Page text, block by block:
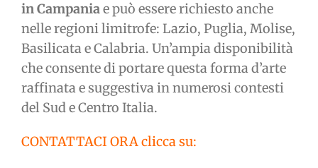
in Campaniae può essere richiesto anche
nelle regioni limitrofe: Lazio, Puglia, Molise,
Basilicata e Calabria. Un’ampia disponibilità
che consente di portare questa forma d’arte
raffinata e suggestiva in numerosi contesti
del Sud e Centro Italia.
CONTATTACI ORA clicca su: